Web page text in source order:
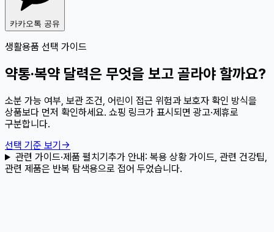
카카오톡 공유
생활용품 선택 가이드
약통·복약 달력은 무엇을 보고 골라야 할까요?
소분 가능 여부, 보관 조건, 어린이 접근 위험과 보호자 확인 방식을
상품보다 먼저 확인하세요. 쇼핑 링크가 표시되면 광고·제휴로
구분합니다.
선택 기준 보기 →
관련 가이드·제품 펼치기추가 안내: 복용 상황 가이드, 관련 건강팁,
관련 제품은 반복 탐색용으로 접어 두었습니다.